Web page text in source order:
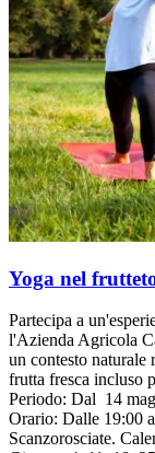
Yoga nel
Partecipa a
l'Azienda Agricola
un contesto naturale
frutta fresca incluso
Periodo: Dal 14
Orario: Dalle 19:00
Scanzorosciate.